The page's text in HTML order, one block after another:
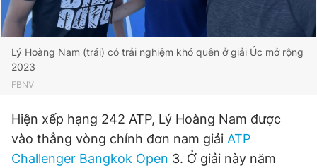
Lý Hoàng Nam (trái) có trải nghiệm khó quên ở giải Úc mở rộng
2023
FBNV
Hiện xếp hạng 242 ATP, Lý Hoàng Nam được
vào thẳng vòng chính đơn nam giải ATP
Challenger Bangkok Open 3. Ở giải này năm